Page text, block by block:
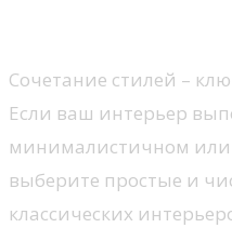
Сочетание стилей –
Если ваш интерьер
минималистичном или
выберите простые и
классических